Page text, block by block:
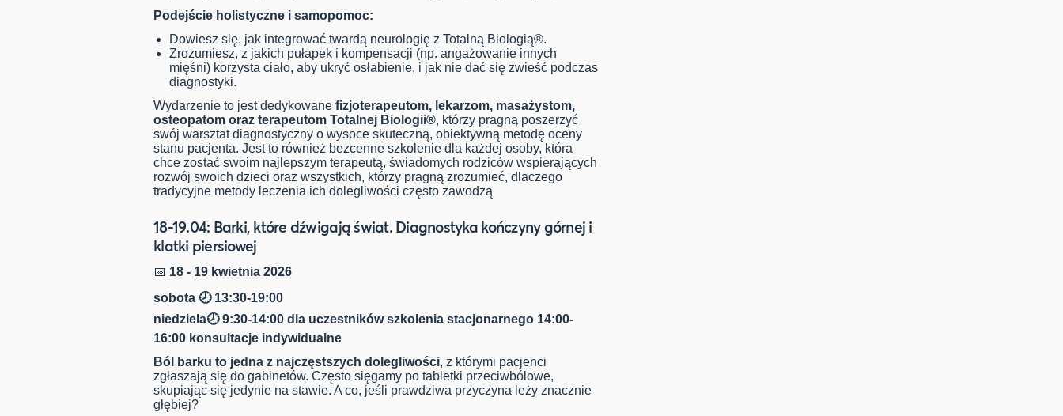
Podejście holistyczne i samopomoc:
Dowiesz się, jak integrować twardą neurologię z Totalną Biologią®.
Zrozumiesz, z jakich pułapek i kompensacji (np. angażowanie innych
mięśni) korzysta ciało, aby ukryć osłabienie, i jak nie dać się zwieść podczas
diagnostyki.
Wydarzenie to jest dedykowane fizjoterapeutom, lekarzom, masażystom,
osteopatom oraz terapeutom Totalnej Biologii®, którzy pragną poszerzyć
swój warsztat diagnostyczny o wysoce skuteczną, obiektywną metodę oceny
stanu pacjenta. Jest to również bezcenne szkolenie dla każdej osoby, która
chce zostać swoim najlepszym terapeutą, świadomych rodziców wspierających
rozwój swoich dzieci oraz wszystkich, którzy pragną zrozumieć, dlaczego
tradycyjne metody leczenia ich dolegliwości często zawodzą
18-19.04: Barki, które dźwigają świat. Diagnostyka kończyny górnej i
klatki piersiowej
📅 18 - 19 kwietnia 2026
sobota 🕗 13:30-19:00
niedziela🕗 9:30-14:00 dla uczestników szkolenia stacjonarnego 14:00-
16:00 konsultacje indywidualne
Ból barku to jedna z najczęstszych dolegliwości, z którymi pacjenci
zgłaszają się do gabinetów. Często sięgamy po tabletki przeciwbólowe,
skupiając się jedynie na stawie. A co, jeśli prawdziwa przyczyna leży znacznie
głębiej?